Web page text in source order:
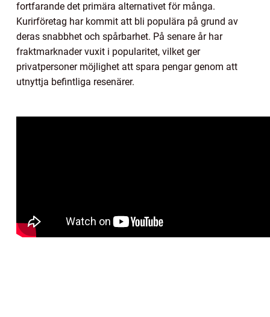
fortfarande det primära alternativet för många.
Kurirföretag har kommit att bli populära på grund av
deras snabbhet och spårbarhet. På senare år har
fraktmarknader vuxit i popularitet, vilket ger
privatpersoner möjlighet att spara pengar genom att
utnyttja befintliga resenärer.